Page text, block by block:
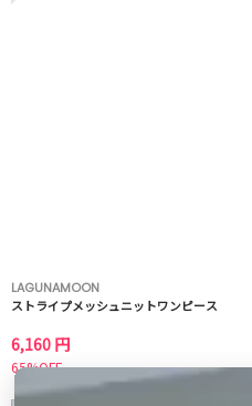
LAGUNAMOON
ストライプメッシュニットワンピース
6,160 円
65%OFF
3